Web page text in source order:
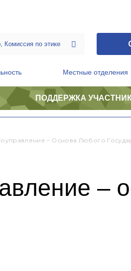
Местные отделения
ПОДДЕРЖКА
– Основа Любого
–